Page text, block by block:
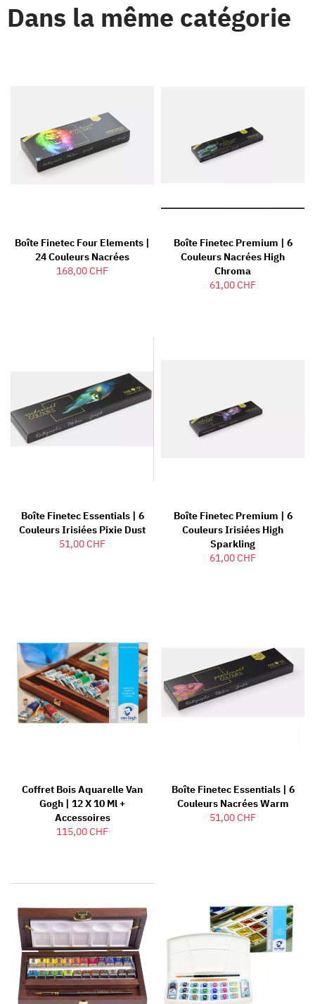
Dans la même catégorie
Boîte Finetec Four Elements |
24 Couleurs Nacrées
168,00 CHF
Boîte Finetec Premium | 6
Couleurs Nacrées High
Chroma
61,00 CHF
Boîte Finetec Essentials | 6
Couleurs Irisiées Pixie Dust
51,00 CHF
Boîte Finetec Premium | 6
Couleurs Irisiées High
Sparkling
61,00 CHF
Coffret Bois Aquarelle Van
Gogh | 12 X 10 Ml +
Accessoires
115,00 CHF
Boîte Finetec Essentials | 6
Couleurs Nacrées Warm
51,00 CHF